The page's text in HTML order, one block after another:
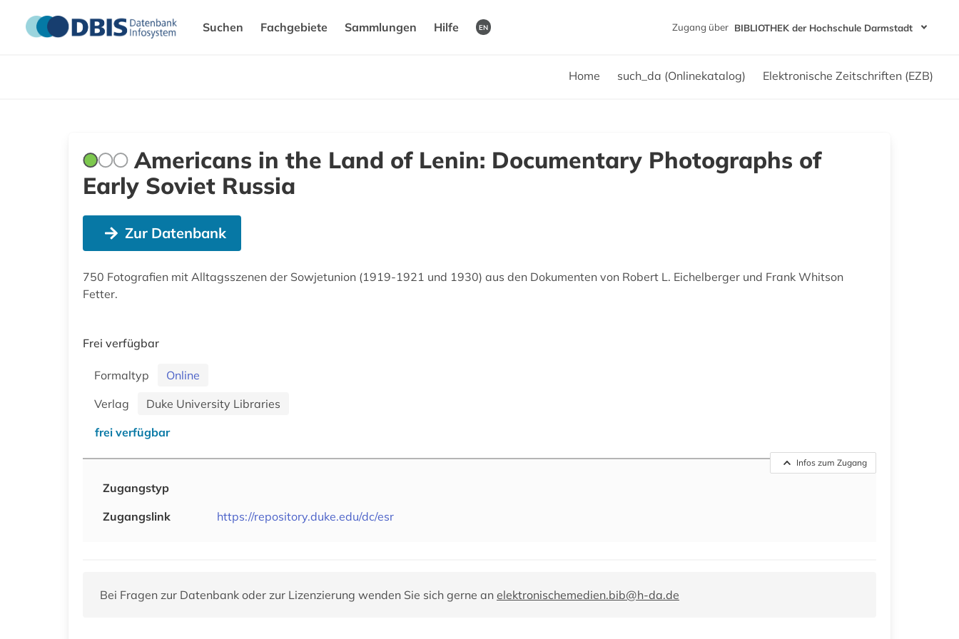
Suchen Fachgebiete Sammlungen Hilfe EN Zugang über BIBLIOTHEK der Hochschule Darmstadt
Home such_da (Onlinekatalog) Elektronische Zeitschriften (EZB)
Americans in the Land of Lenin: Documentary Photographs of
Early Soviet Russia
Zur Datenbank
750 Fotografien mit Alltagsszenen der Sowjetunion (1919-1921 und 1930) aus den Dokumenten von Robert L. Eichelberger und Frank Whitson
Fetter.
Frei verfügbar
Formaltyp
Online
Verlag
Duke University Libraries
frei verfügbar
Infos zum Zugang
Zugangstyp
Zugangslink
https://repository.duke.edu/dc/esr
Bei Fragen zur Datenbank oder zur Lizenzierung wenden Sie sich gerne an elektronischemedien.bib@h-da.de